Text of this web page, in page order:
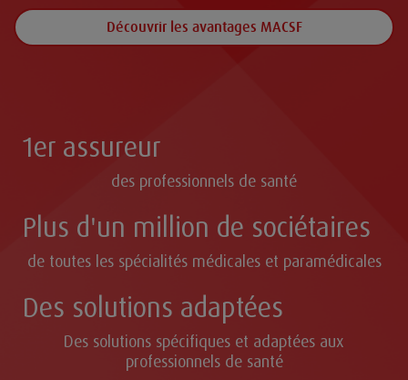
Découvrir les avantages MACSF
1er assureur
des professionnels de santé
Plus d'un million de sociétaires
de toutes les spécialités médicales et paramédicales
Des solutions adaptées
Des solutions spécifiques et adaptées aux
professionnels de santé